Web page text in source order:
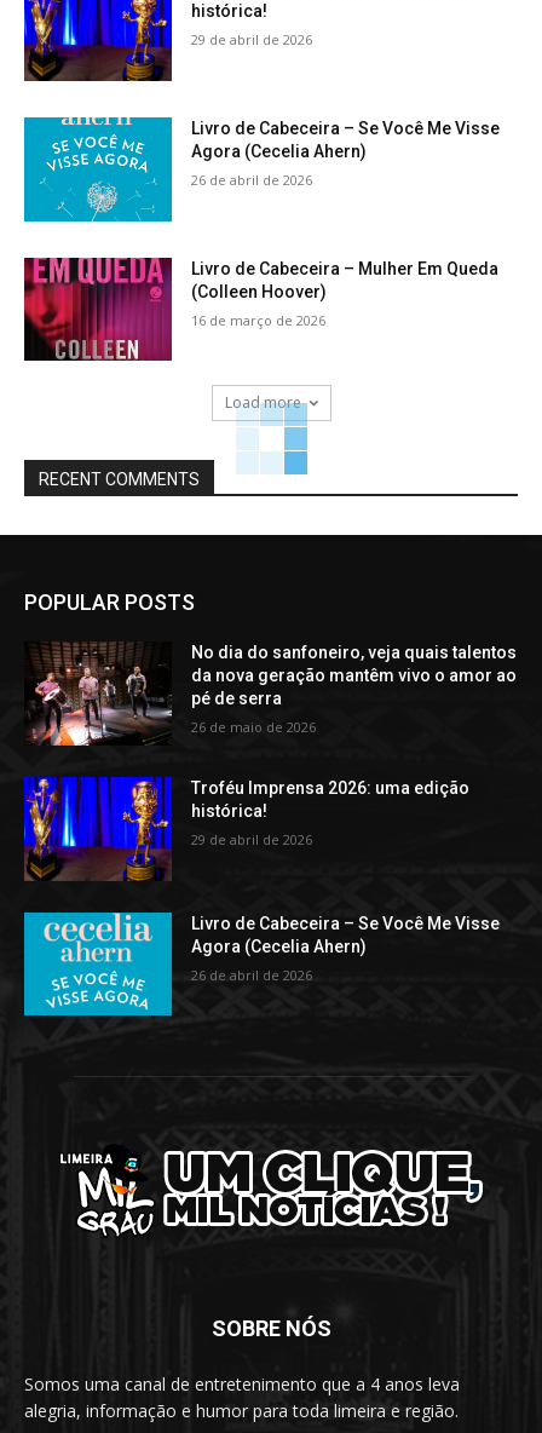
histórica!
29 de abril de 2026
Livro de Cabeceira – Se Você Me Visse
Agora (Cecelia Ahern)
26 de abril de 2026
Livro de Cabeceira – Mulher Em Queda
(Colleen Hoover)
16 de março de 2026
Load more
RECENT COMMENTS
POPULAR POSTS
No dia do sanfoneiro, veja quais talentos
da nova geração mantêm vivo o amor ao
pé de serra
26 de maio de 2026
Troféu Imprensa 2026: uma edição
histórica!
29 de abril de 2026
Livro de Cabeceira – Se Você Me Visse
Agora (Cecelia Ahern)
26 de abril de 2026
SOBRE NÓS
Somos uma canal de entretenimento que a 4 anos leva
alegria, informação e humor para toda limeira e região.